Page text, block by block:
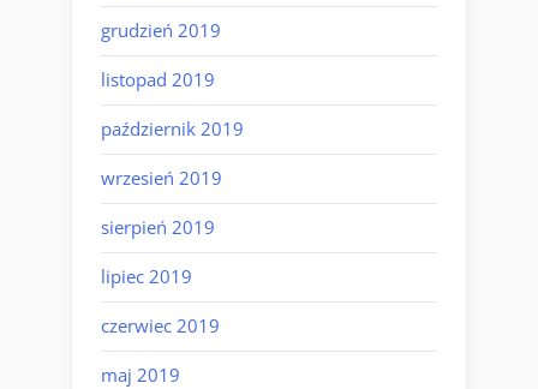
grudzień 2019
listopad 2019
październik 2019
wrzesień 2019
sierpień 2019
lipiec 2019
czerwiec 2019
maj 2019